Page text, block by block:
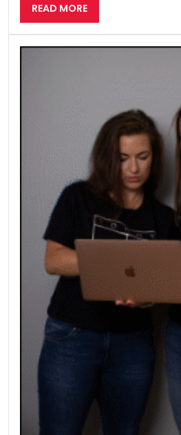
READ MOREREAD
MORE